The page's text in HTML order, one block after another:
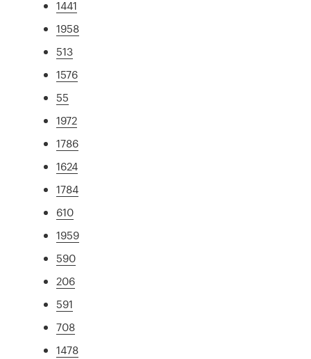
1441
1958
513
1576
55
1972
1786
1624
1784
610
1959
590
206
591
708
1478